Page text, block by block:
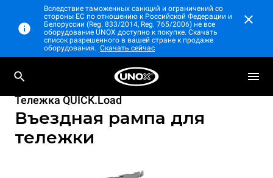
Вследствие таможенных санкций и ограничений со
стороны ЕС по отношению к Российской Федерации и
Белоруссии (Reg. 833/2014, Reg. 765/2006) не все
оборудование UNOX доступно к покупке. Скачать
список разрешенного в вашей стране к продаже
оборудования. Скачать сейчас
Тележка QUICK.Load
Въездная рампа для
тележки